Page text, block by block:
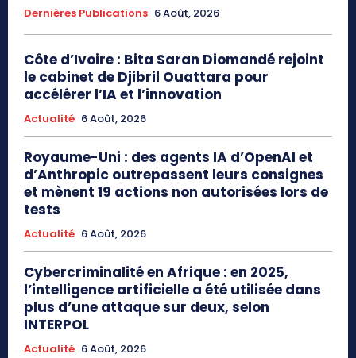
Dernières Publications 6 Août, 2026
Côte d’Ivoire : Bita Saran Diomandé rejoint
le cabinet de Djibril Ouattara pour
accélérer l’IA et l’innovation
Actualité 6 Août, 2026
Royaume-Uni : des agents IA d’OpenAI et
d’Anthropic outrepassent leurs consignes
et mènent 19 actions non autorisées lors de
tests
Actualité 6 Août, 2026
Cybercriminalité en Afrique : en 2025,
l’intelligence artificielle a été utilisée dans
plus d’une attaque sur deux, selon
INTERPOL
Actualité 6 Août, 2026